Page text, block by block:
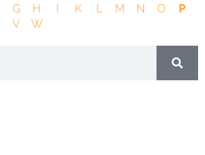
G H K L M N O
P
V W